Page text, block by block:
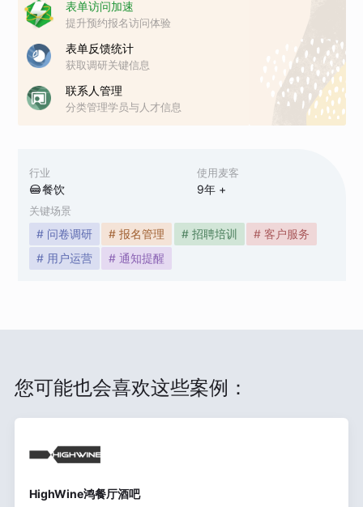
行业
餐饮
使用麦客
9年 +
关键场景
# 问卷调研 # 报名管理 # 招聘培训
# 客户服务
# 用户运营
# 通知提醒
表单访问加速
提升预约报名访问体验
表单反馈统计
获取调研关键信息
联系人管理
分类管理学员与人才信息
您可能也会喜欢这些案例：
HighWine鸿餐厅酒吧